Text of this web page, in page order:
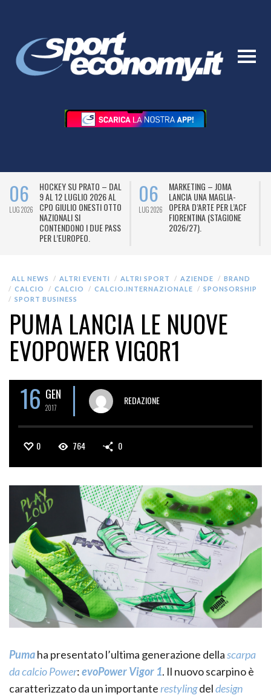
06
LUG 2026
HOCKEY SU PRATO – DAL
9 AL 12 LUGLIO 2026 AL
CPO GIULIO ONESTI OTTO
NAZIONALI SI
CONTENDONO I DUE PASS
PER L’EUROPEO.
06
LUG 2026
MARKETING – JOMA
LANCIA UNA MAGLIA-
OPERA D’ARTE PER L’ACF
FIORENTINA (STAGIONE
2026/27).
ALL NEWS ALTRI EVENTI ALTRI SPORT AZIENDE
BRAND
CALCIO
CALCIO CALCIO.INTERNAZIONALE
SPONSORSHIP
SPORT BUSINESS
PUMA LANCIA LE NUOVE
EVOPOWER VIGOR1
16 GEN
2017
REDAZIONE
0 764 0
Pumaha presentato l’ultima generazione dellascarpa
da calcio Power:evoPower Vigor 1. Il nuovo scarpino è
caratterizzato da un importante restylingdeldesign